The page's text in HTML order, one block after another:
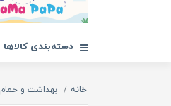
دسته‌بندی کالاها
خانه بهداشت و حمام